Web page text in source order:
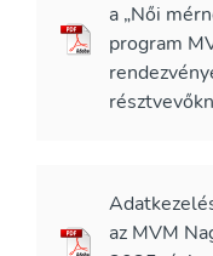
a „Női
program
az MVM